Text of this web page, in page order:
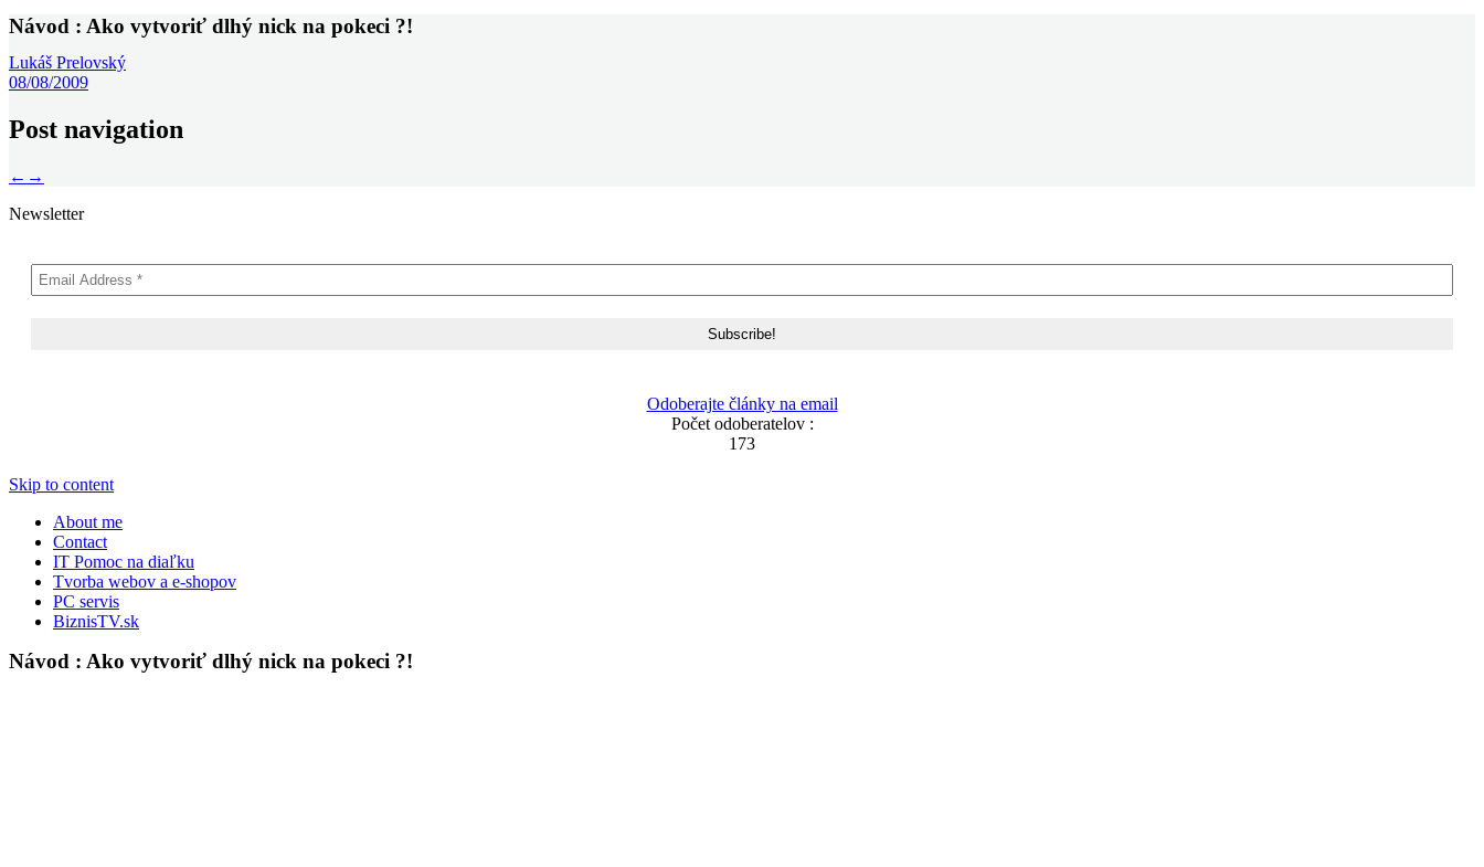
Návod : Ako vytvoriť dlhý nick na pokeci ?!
Lukáš Prelovský
08/08/2009
Post navigation
← →
Newsletter
Odoberajte články na email
Počet odoberatelov :
173
Skip to content
About me
Contact
IT Pomoc na diaľku
Tvorba webov a e-shopov
PC servis
BiznisTV.sk
Návod : Ako vytvoriť dlhý nick na pokeci ?!